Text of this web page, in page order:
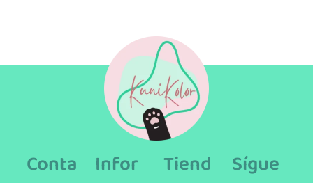
Conta
Infor
Tiend
Sígue